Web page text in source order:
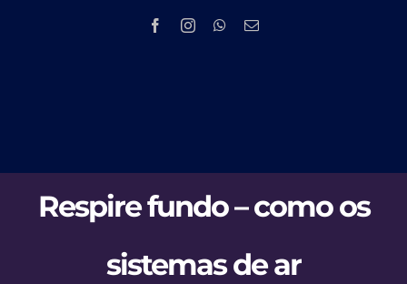
HOME
Respire fundo – como os
sistemas de ar